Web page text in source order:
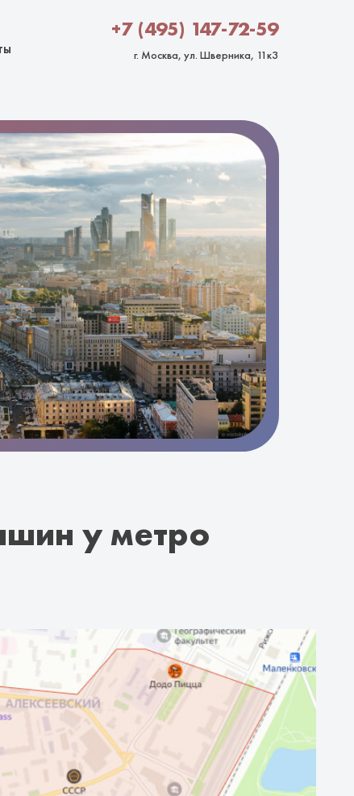
г. Москва, ул. Шверника, 11к3
+7 (495) 147-72-59
у метро